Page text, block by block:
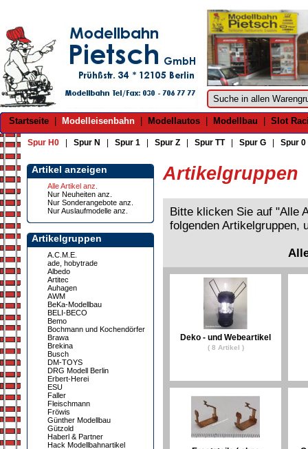
Startseite Modelleisenbahn Modellautos Modellbau Slot
Spur H0 Spur N Spur 1 Spur Z Spur TT| Spur G Spur 0
Artikel anzeigen
Alle Artikel anz.
Nur Neuheiten anz.
Nur Sonderangebote anz.
Nur Auslaufmodelle anz.
Artikelgruppen
A.C.M.E.
ade, hobytrade
Albedo
Artitec
Auhagen
AWM
BeKa-Modellbau
BELI-BECO
Bemo
Bochmann und Kochendörfer
Brawa
Brekina
Busch
DM-TOYS
DRG Modell Berlin
Erbert-Herei
ESU
Faller
Fleischmann
Fröwis
Günther Modellbau
Gützold
Haberl & Partner
Hack Modellbahnartikel
Artikelgruppen
Bitte klicken Sie auf "Alle
folgenden Artikelgruppen,
Deko - und Webeartikel
( 8 Artikel )